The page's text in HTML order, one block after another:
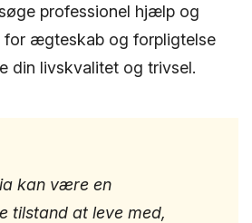
professionel hjælp og
ægteskab og forpligtelse
din livskvalitet og trivsel.
kan være en
tilstand at leve med,